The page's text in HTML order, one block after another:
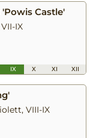
Castle'
IX
IX X XI XII
VIII-IX